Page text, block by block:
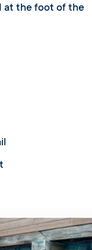
at the foot of the